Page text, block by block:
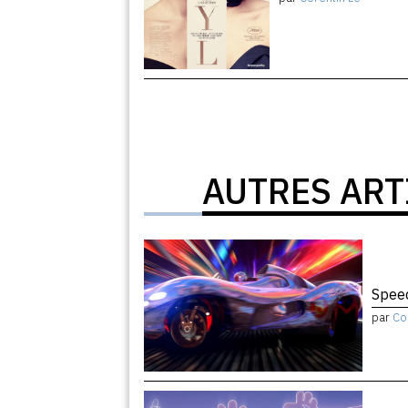
AUTRES
par